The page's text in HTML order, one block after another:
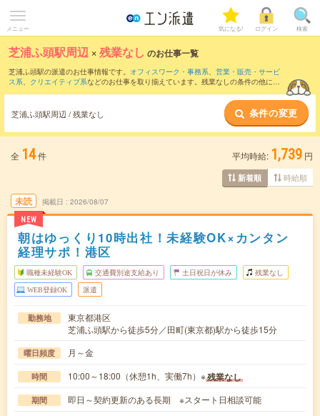
メニュー 気になる! ログイン 検索
芝浦ふ頭駅周辺 ×残業なし のお仕事一覧
芝浦ふ頭駅の派遣のお仕事情報です。 オフィスワーク・事務系、 営業・販売・サービ
ス系、 クリエイティブ系などのお仕事を取り揃えています。残業なしの条件の他に、
芝浦ふ頭駅周辺 / 残業なし 条件の変更
全 14件 平均時給: 1,739 円
新着順 時給順
未読
NEW
掲載日 2026/08/07
朝はゆっくり10時出社！未経験OK×カンタン
経理サポ！港区
職種未経験OK 交通費別途支給あり 土日祝日が休み 残業なし
WEB登録OK 派遣
勤務地
東京都港区
芝浦ふ頭駅から徒歩5分／田町(東京都)駅から徒歩15分
曜日頻度 月～金
時間 10:00～18:00（休憩1h、実働7h）※残業なし
期間 即日～契約更新のある長期 ※スタート日相談可能